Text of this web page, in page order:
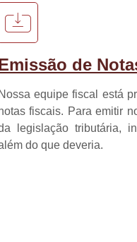
de
Nossa equipe fiscal está
fiscais. Para emitir
legislação tributária,
do que deveria.